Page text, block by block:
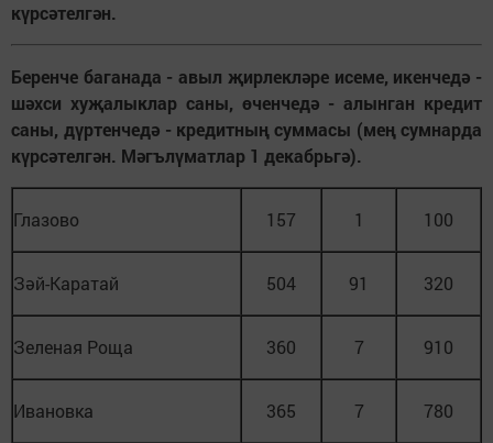
күрсәтелгән.
Беренче баганада - авыл җирлекләре исеме, икенчедә -
шәхси хуҗалыклар саны, өченчедә - алынган кредит
саны, дүртенчедә - кредитның суммасы (мең сумнарда
күрсәтелгән. Мәгълүматлар 1 декабрьгә).
Глазово 157 1 100
Зәй-Каратай 504 91 320
Зеленая Роща 360 7 910
Ивановка 365 7 780